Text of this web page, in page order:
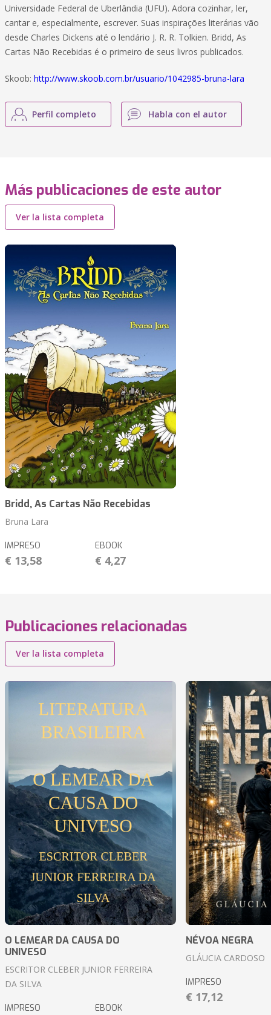
Universidade Federal de Uberlândia (UFU). Adora cozinhar, ler,
cantar e, especialmente, escrever. Suas inspirações literárias vão
desde Charles Dickens até o lendário J. R. R. Tolkien. Bridd, As
Cartas Não Recebidas é o primeiro de seus livros publicados.
Skoob: http://www.skoob.com.br/usuario/1042985-bruna-lara
Perfil completo Habla con el autor
Más publicaciones de este autor
Ver la lista completa
Bridd, As Cartas Não Recebidas
Bruna Lara
IMPRESO
€ 13,58
EBOOK
€ 4,27
Publicaciones relacionadas
Ver la lista completa
O LEMEAR DA CAUSA DO
UNIVESO
ESCRITOR CLEBER JUNIOR FERREIRA
DA SILVA
IMPRESO EBOOK
NÉVOA NEGRA
GLÁUCIA CARDOSO
IMPRESO
€ 17,12